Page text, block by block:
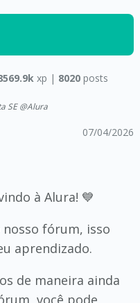
xp | 8020 posts
SE @Alura
07/04/2026
à Alura! 💙
fórum, isso
aprendizado.
de maneira ainda
você pode